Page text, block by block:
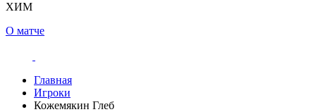
ХИМ
О матче
Главная
Игроки
Кожемякин Глеб